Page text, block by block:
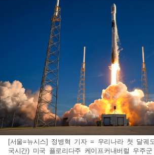
[서울=뉴시스] 정병혁 기자 = 우리나라 첫 달궤
국시간) 미국 플로리다주 케이프커내버럴 우주